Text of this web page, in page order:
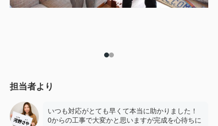
担当者より
いつも対応がとても早くて本当に助かりました！
0からの工事で大変かと思いますが完成を心待ちに